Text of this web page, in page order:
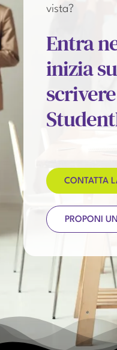
vista?
Entra
inizia
CONTATTA
PROPONI